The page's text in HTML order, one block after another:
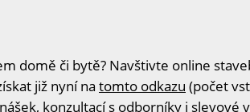
domě či bytě? Navštivte online
již nyní na tomto odkazu (počet
konzultací s odborníky i slevové